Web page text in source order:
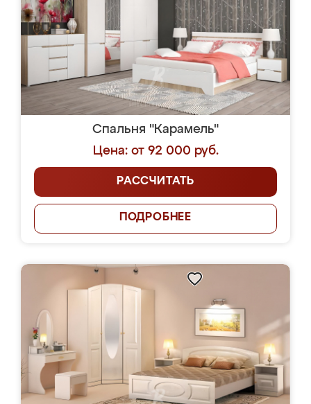
Спальня "Карамель"
Цена: от 92 000 руб.
РАССЧИТАТЬ
ПОДРОБНЕЕ